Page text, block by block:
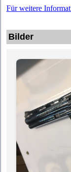
Für weitere
Bilder